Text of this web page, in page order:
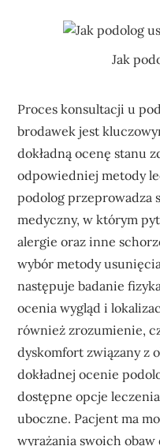
Jak
Proces konsultacji u
brodawek jest
dokładną ocenę stanu
odpowiedniej metody
podolog przeprowadza
medyczny, w którym
alergie oraz inne
wybór metody
następuje badanie
ocenia wygląd i
również zrozumienie,
dyskomfort związany z
dokładnej ocenie
dostępne opcje
uboczne. Pacjent ma
wyrażania swoich